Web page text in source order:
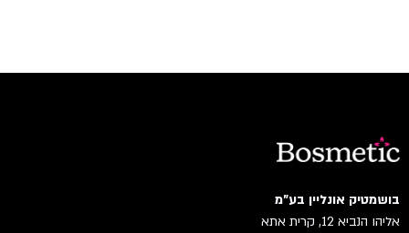
בושמטיק אונליין בע"מ
אליהו הנביא 12, קרית אתא